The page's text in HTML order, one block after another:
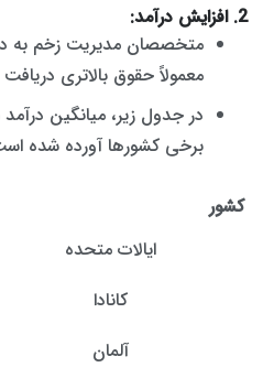
2. افزایش درآمد:
متخصصان مدیریت زخم به
معمولاً حقوق بالاتری
در جدول زیر، میانگین
برخی کشورها آورده شده
کشور
ایالات متحده
کانادا
آلمان